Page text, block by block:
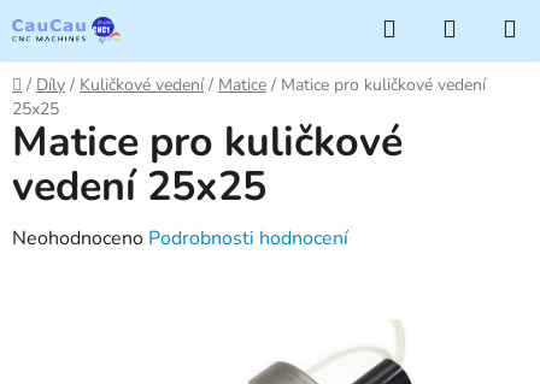
na
obsah
Hledat
KOŠÍK
Domů
/ Díly / Kuličkové vedení / Matice / Matice pro kuličkové vedení
25x25
Matice pro kuličkové
vedení 25x25
Průměrné
Neohodnoceno Podrobnosti hodnocení